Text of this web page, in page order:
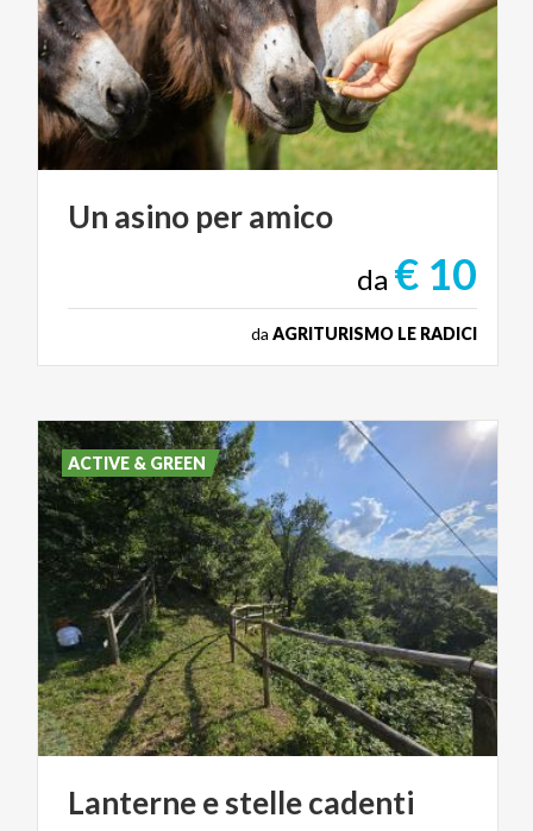
Un asino peramico
da € 10
da AGRITURISMO LE RADICI
Lanterneestellecadenti
ACTIVE & GREEN